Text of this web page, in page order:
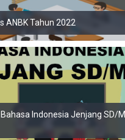
ANBK Tahun 2022
Indonesia Jenjang SD/MI